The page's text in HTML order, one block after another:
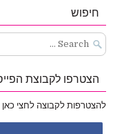
חיפוש
Search
for:
הצטרפו לקבוצת
להצטרפות לקבוצה לחצי כאן